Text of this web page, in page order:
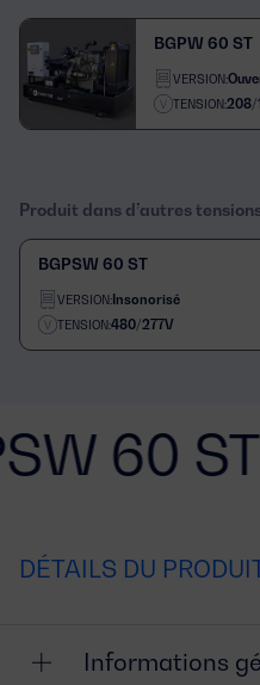
BGPW 60 ST
VERSION:
TENSION:208/
Produit dans d’autres
BGPSW 60 ST
VERSION:Insonorisé
TENSION:480/277V
60 ST
DÉTAILS DU
Informations